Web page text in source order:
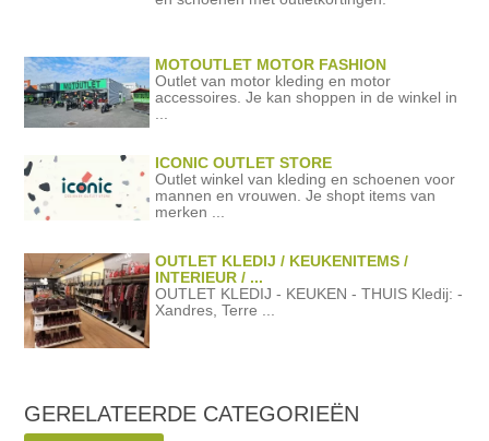
MOTOUTLET MOTOR FASHION
Outlet van motor kleding en motor
accessoires. Je kan shoppen in de winkel in
...
ICONIC OUTLET STORE
Outlet winkel van kleding en schoenen voor
mannen en vrouwen. Je shopt items van
merken ...
OUTLET KLEDIJ / KEUKENITEMS /
INTERIEUR / ...
OUTLET KLEDIJ - KEUKEN - THUIS Kledij: -
Xandres, Terre ...
GERELATEERDE CATEGORIEËN